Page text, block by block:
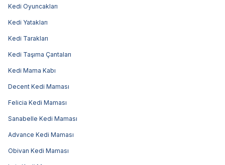
Kedi Oyuncakları
Kedi Yatakları
Kedi Tarakları
Kedi Taşıma Çantaları
Kedi Mama Kabı
Decent Kedi Maması
Felicia Kedi Maması
Sanabelle Kedi Maması
Advance Kedi Maması
Obivan Kedi Maması